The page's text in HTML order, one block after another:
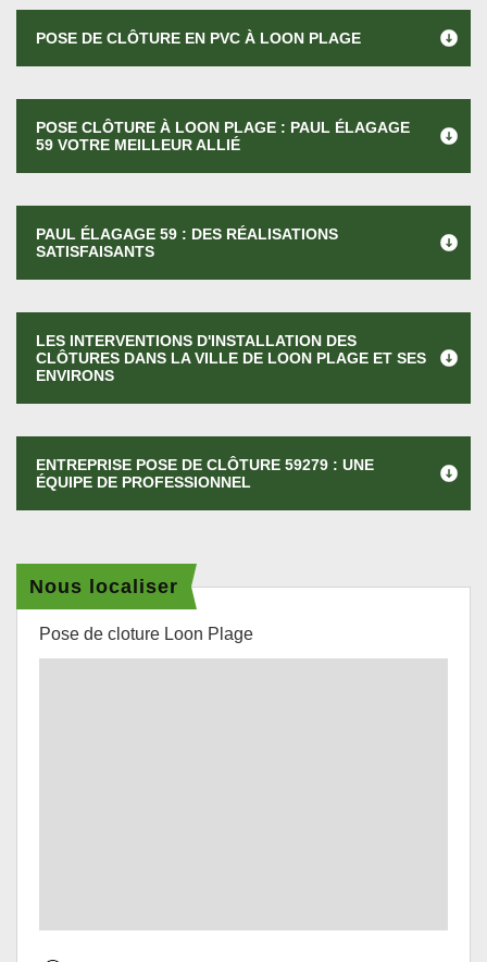
POSE DE CLÔTURE EN PVC À LOON PLAGE
POSE CLÔTURE À LOON PLAGE : PAUL ÉLAGAGE
59 VOTRE MEILLEUR ALLIÉ
PAUL ÉLAGAGE 59 : DES RÉALISATIONS
SATISFAISANTS
LES INTERVENTIONS D'INSTALLATION DES
CLÔTURES DANS LA VILLE DE LOON PLAGE ET SES
ENVIRONS
ENTREPRISE POSE DE CLÔTURE 59279 : UNE
ÉQUIPE DE PROFESSIONNEL
Nous localiser
Pose de cloture Loon Plage